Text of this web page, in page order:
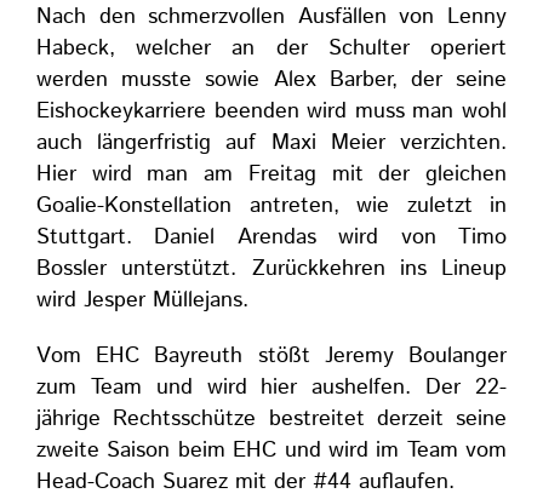
Nach den schmerzvollen Ausfällen von Lenny
Habeck, welcher an der Schulter operiert
werden musste sowie Alex Barber, der seine
Eishockeykarriere beenden wird muss man wohl
auch längerfristig auf Maxi Meier verzichten.
Hier wird man am Freitag mit der gleichen
Goalie-Konstellation antreten, wie zuletzt in
Stuttgart. Daniel Arendas wird von Timo
Bossler unterstützt. Zurückkehren ins Lineup
wird Jesper Müllejans.
Vom EHC Bayreuth stößt Jeremy Boulanger
zum Team und wird hier aushelfen. Der 22-
jährige Rechtsschütze bestreitet derzeit seine
zweite Saison beim EHC und wird im Team vom
Head-Coach Suarez mit der #44 auflaufen.